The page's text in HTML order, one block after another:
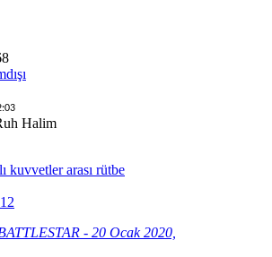
kuvvetler arası rütbe
- 20 Ocak 2020,